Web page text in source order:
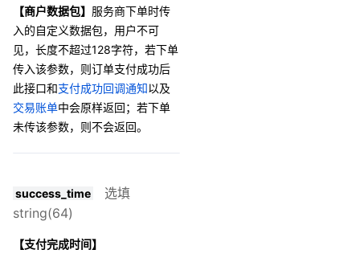
【商户数据包】 服务商下单时传
入的自定义数据包，用户不可
见，长度不超过128字符，若下单
传入该参数，则订单支付成功后
此接口和支付成功回调通知以及
交易账单中会原样返回；若下单
未传该参数，则不会返回。
success_time
选填
string(64)
【支付完成时间】